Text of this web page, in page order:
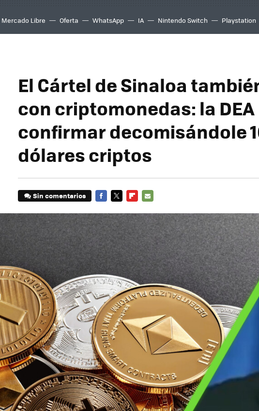
Mercado Libre Oferta WhatsApp IA Nintendo Switch Playstation
El Cártel de Sinaloa
con criptomonedas: la
confirmar decomisándole
dólares criptos
Sin comentarios
MAIL